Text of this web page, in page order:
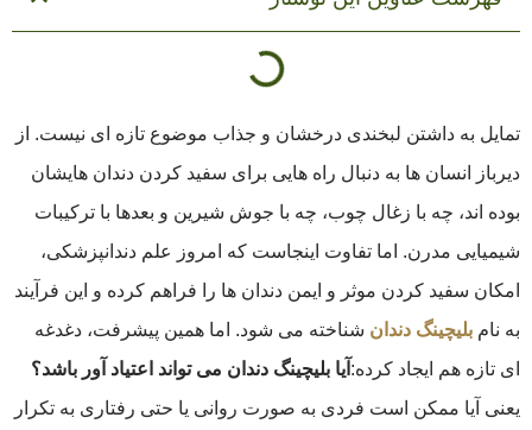
تمایل به داشتن لبخندی درخشان و جذاب موضوع تازه ‌ای نیست. از
دیرباز انسان ‌ها به دنبال راه ‌هایی برای سفید کردن دندان ‌هایشان
بوده ‌اند، چه با زغال چوب، چه با جوش ‌شیرین و بعدها با ترکیبات
شیمیایی مدرن. اما تفاوت اینجاست که امروز علم دندانپزشکی،
امکان سفید کردن موثر و ایمن دندان ‌ها را فراهم کرده و این فرآیند
به نام بلیچینگ دندان شناخته می ‌شود. اما همین پیشرفت، دغدغه
‌ای تازه هم ایجاد کرده: آیا بلیچینگ دندان می تواند اعتیاد آور باشد؟
یعنی آیا ممکن است فردی به‌ صورت روانی یا حتی رفتاری به تکرار